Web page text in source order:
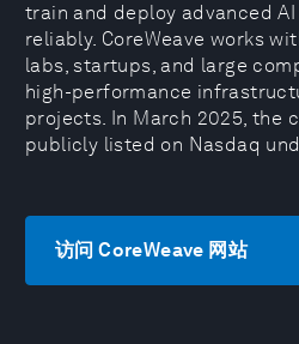
train and deploy advanced
reliably. CoreWeave works
labs, startups, and large
high-performance
projects. In March 2025, the
publicly listed on Nasdaq
访问 CoreWeave 网站